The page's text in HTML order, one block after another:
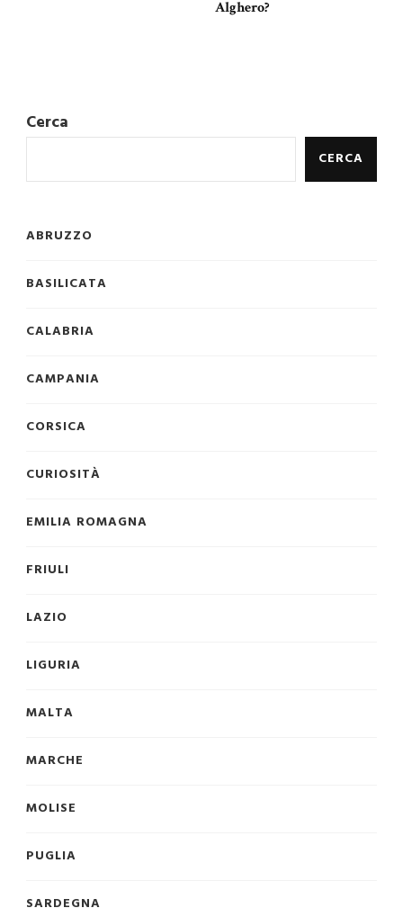
Alghero?
Cerca
CERCA
ABRUZZO
BASILICATA
CALABRIA
CAMPANIA
CORSICA
CURIOSITÀ
EMILIA ROMAGNA
FRIULI
LAZIO
LIGURIA
MALTA
MARCHE
MOLISE
PUGLIA
SARDEGNA